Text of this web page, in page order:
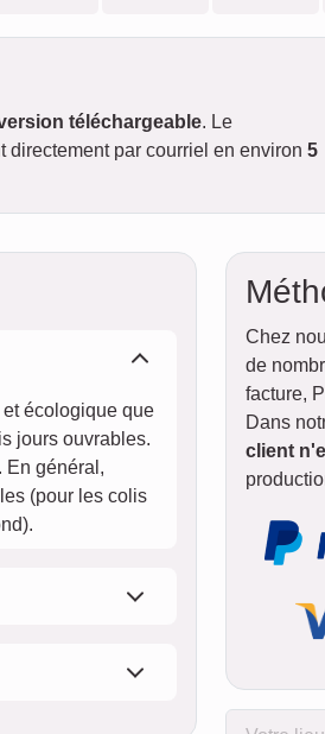
téléchargeable. Le
par courriel en environ 5
écologique que
jours ouvrables.
En général,
(pour les colis
Chez
de
facture,
Dans
client